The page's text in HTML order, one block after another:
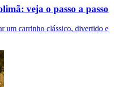
veja o passo a passo
um carrinho clássico, divertido e